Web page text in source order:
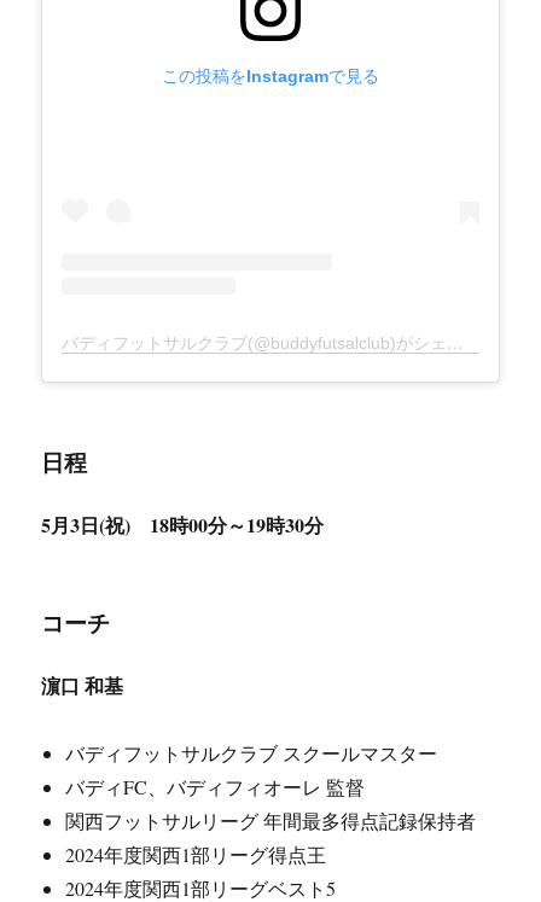
この投稿をInstagramで見る
バディフットサルクラブ(@buddyfutsalclub)がシェアした投稿
日程
5月3日(祝) 18時00分～19時30分
コーチ
濵口 和基
バディフットサルクラブ スクールマスター
バディFC、バディフィオーレ 監督
関西フットサルリーグ 年間最多得点記録保持者
2024年度関西1部リーグ得点王
2024年度関西1部リーグベスト5